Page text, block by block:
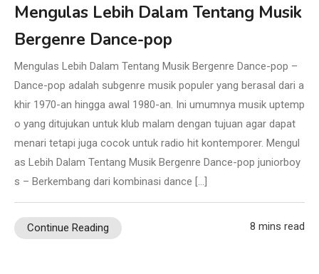
Mengulas Lebih Dalam Tentang Musik
Bergenre Dance-pop
Mengulas Lebih Dalam Tentang Musik Bergenre Dance-pop –
Dance-pop adalah subgenre musik populer yang berasal dari a
khir 1970-an hingga awal 1980-an. Ini umumnya musik uptemp
o yang ditujukan untuk klub malam dengan tujuan agar dapat
menari tetapi juga cocok untuk radio hit kontemporer. Mengul
as Lebih Dalam Tentang Musik Bergenre Dance-pop juniorboy
s – Berkembang dari kombinasi dance […]
Continue Reading 8 mins read